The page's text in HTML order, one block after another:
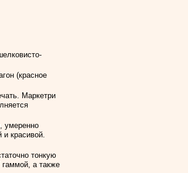
(красное
Маркетри
умеренно
и красивой.
тонкую
гаммой, а также